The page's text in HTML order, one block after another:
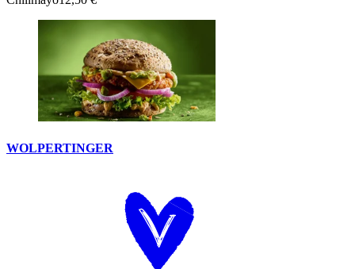
WOLPERTINGER